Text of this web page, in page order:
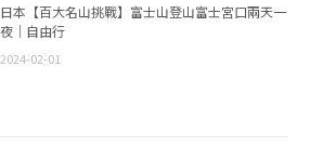
日本【百大名山挑戰】富士山登山富士宮口兩天一
夜｜自由行
2024-02-01